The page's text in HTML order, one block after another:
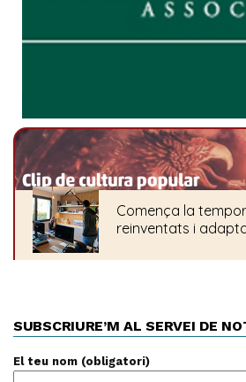
SUBSCRIURE’M AL SERVEI DE
El teu nom (obligatori)